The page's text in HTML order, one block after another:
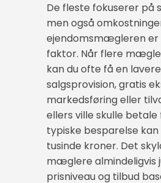
De fleste fokuserer på
men også
ejendomsmægleren er
faktor. Når flere
kan du ofte få en lavere
salgsprovision, gratis
markedsføring eller
ellers ville skulle betale
typiske besparelse
tusinde kroner. Det
mæglere almindeligvis
prisniveau og tilbud